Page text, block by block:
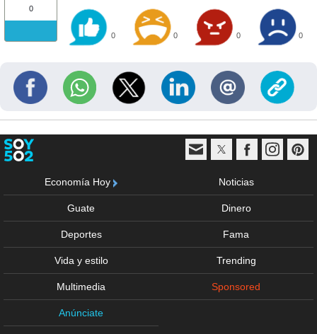
0
0 0 0 0
Economía Hoy Noticias
Guate Dinero
Deportes Fama
Vida y estilo Trending
Multimedia Sponsored
Anúnciate